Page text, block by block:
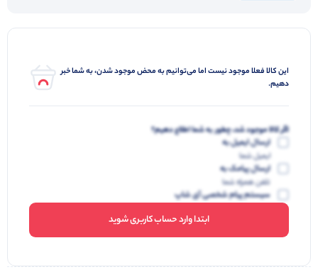
این کالا فعلا موجود نیست اما می‌توانیم به محض موجود شدن، به شما خبر
دهیم.
اگر کالا موجود شد، چطور به شما اطلاع دهیم؟
ارسال ایمیل به
ایمیل شما
ارسال پیامک به
تلفن همراه شما
سیستم پیام شخصی آی شاپ
ابتدا وارد حساب کاربری شوید